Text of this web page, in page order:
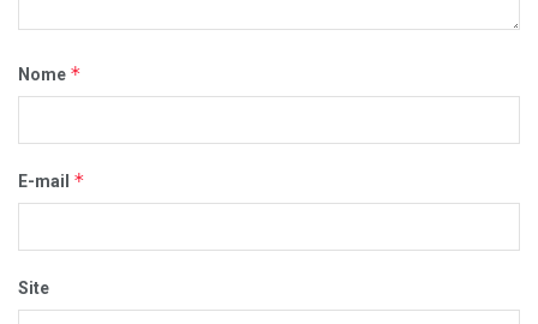
Nome *
E-mail *
Site